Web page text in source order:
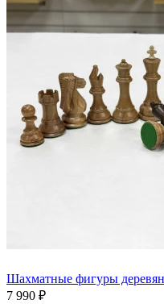
Шахматные фигуры
7 990 ₽